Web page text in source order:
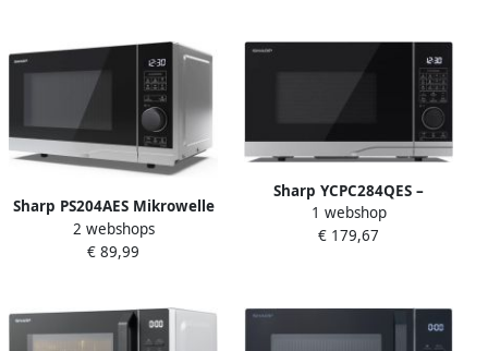
Sharp PS204AES Mikrowelle
(Mikrowelle: 700W 10
Leistungsstufen
455x274x334cm) silber
2 webshops
€ 89,99
Sharp YCPC284QES –
combimagnetron –
vrijstaand – 28 liter –
1 webshop
€ 179,67